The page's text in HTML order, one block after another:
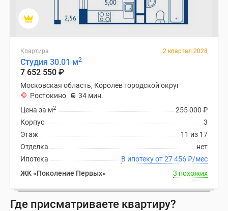
Квартира 2 квартал 2028
Студия 30.01 м2
7 652 550 ₽
Московская область, Королев городской округ
Ростокино
34 мин.
255 000 ₽
Цена за м2
3
Корпус
11 из 17
Этаж
нет
Отделка
В ипотеку от 27 456₽/мес
Ипотека
ЖК «Поколение Первых»
3 похожих
Где присматриваете квартиру?